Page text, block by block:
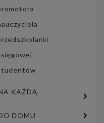
KAŻDĄ
DOMU